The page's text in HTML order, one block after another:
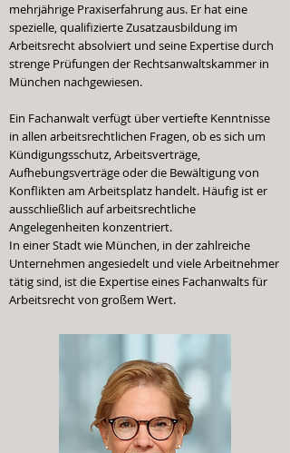
mehrjährige Praxiserfahrung aus. Er hat eine
spezielle, qualifizierte Zusatzausbildung im
Arbeitsrecht absolviert und seine Expertise durch
strenge Prüfungen der Rechtsanwaltskammer in
München nachgewiesen.
Ein Fachanwalt verfügt über vertiefte Kenntnisse
in allen arbeitsrechtlichen Fragen, ob es sich um
Kündigungsschutz, Arbeitsverträge,
Aufhebungsverträge oder die Bewältigung von
Konflikten am Arbeitsplatz handelt. Häufig ist er
ausschließlich auf arbeitsrechtliche
Angelegenheiten konzentriert.
In einer Stadt wie München, in der zahlreiche
Unternehmen angesiedelt und viele Arbeitnehmer
tätig sind, ist die Expertise eines Fachanwalts für
Arbeitsrecht von großem Wert.